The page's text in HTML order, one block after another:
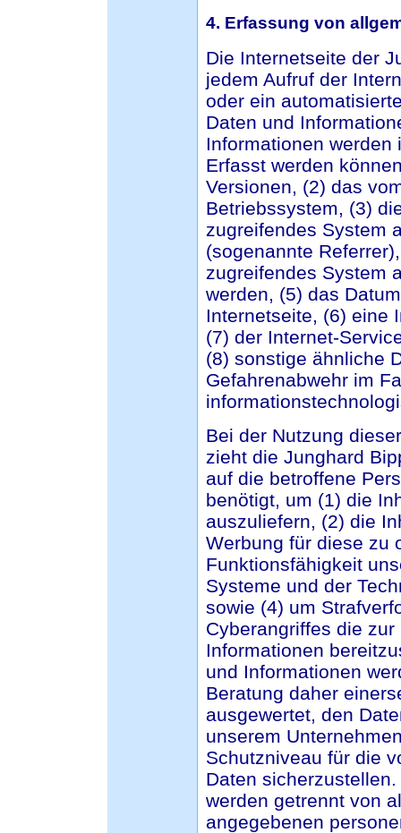
4. Erfassung von
Die Internetseite der
jedem Aufruf der
oder ein
Daten und
Informationen
Erfasst werden
Versionen, (2) das
Betriebssystem, (3)
zugreifendes System
(sogenannte
zugreifendes System
werden, (5) das
Internetseite, (6) eine
(7) der Internet-
(8) sonstige ähnliche
Gefahrenabwehr im
Bei der Nutzung
zieht die Junghard
auf die betroffene
benötigt, um (1) die
auszuliefern, (2) die
Werbung für diese zu
Funktionsfähigkeit
Systeme und der
sowie (4) um
Cyberangriffes die
Informationen
und Informationen
Beratung daher
ausgewertet, den
unserem
Schutzniveau für die
Daten
werden getrennt von
angegebenen